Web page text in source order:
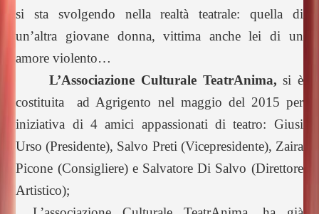
si sta svolgendo nella realtà teatrale: quella di
un’altra giovane donna, vittima anche lei di un
amore violento…
L’Associazione Culturale TeatrAnima,si è
costituita ad Agrigento nel maggio del 2015 per
iniziativa di 4 amici appassionati di teatro: Giusi
Urso (Presidente), Salvo Preti (Vicepresidente), Zaira
Picone (Consigliere) e Salvatore Di Salvo (Direttore
Artistico);